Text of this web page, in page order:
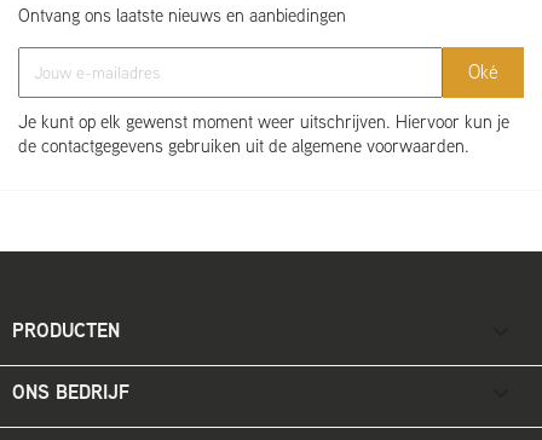
Ontvang ons laatste nieuws en aanbiedingen
Je kunt op elk gewenst moment weer uitschrijven. Hiervoor kun je
de contactgegevens gebruiken uit de algemene voorwaarden.
PRODUCTEN
ONS BEDRIJF